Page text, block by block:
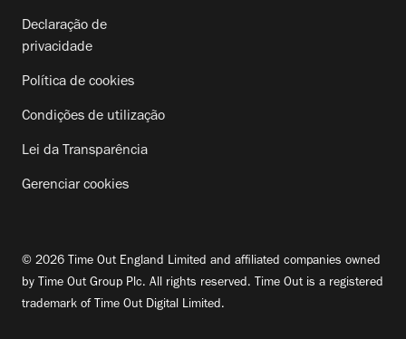
Declaração de
privacidade
Política de cookies
Condições de utilização
Lei da Transparência
Gerenciar cookies
© 2026 Time Out England Limited and affiliated companies owned
by Time Out Group Plc. All rights reserved. Time Out is a registered
trademark of Time Out Digital Limited.